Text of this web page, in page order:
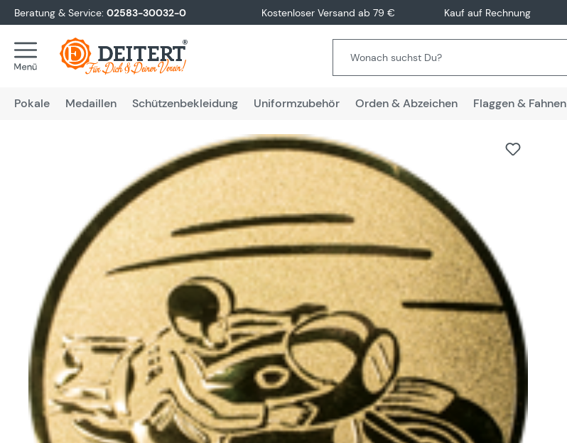
Zur Hauptnavigation springen
Beratung & Service: 02583-30032-0 Kostenloser Versand ab 79 € Kauf auf Rechnung
Pokale Medaillen Schützenbekleidung Uniformzubehör Orden & Abzeichen Flaggen & Fahnen